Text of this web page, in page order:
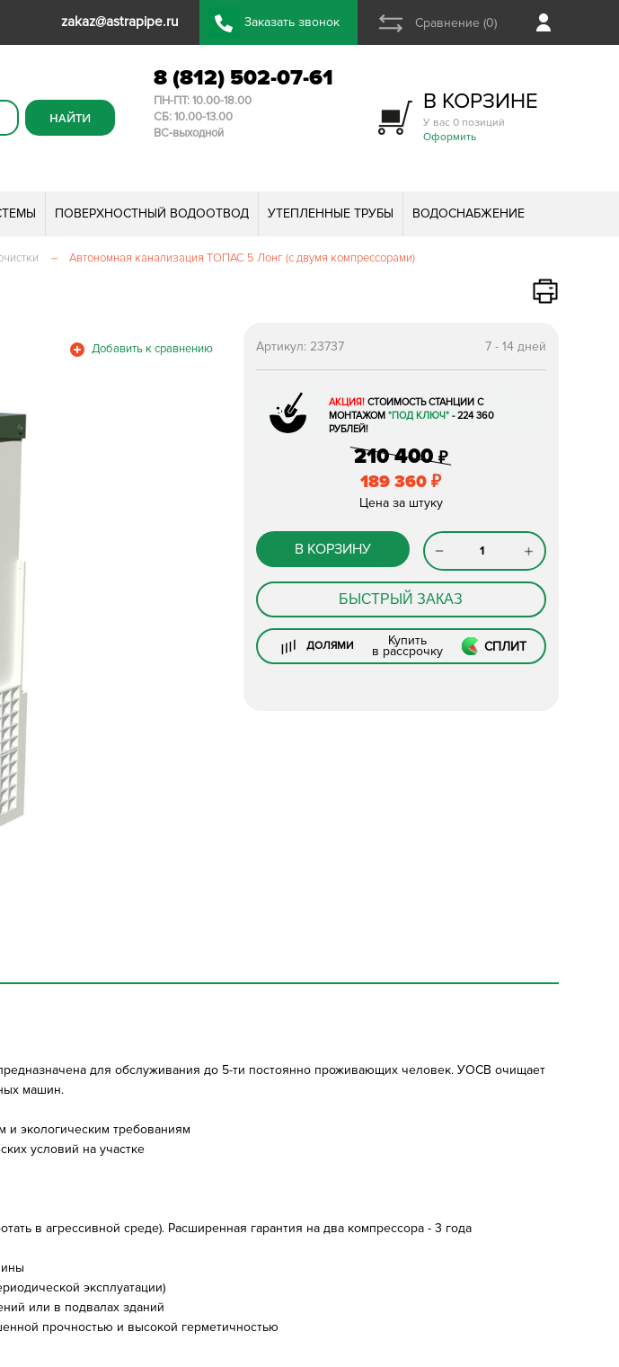
zakaz@astrapipe.ru Заказать звонок Сравнение (0)
8 (812) 502-07-61
ПН-ПТ: 10.00-18.00
СБ: 10.00-13.00
ВС-выходной
В КОРЗИНЕ
У вас 0 позиций
Оформить
ПОВЕРХНОСТНЫЙ ВОДООТВОД УТЕПЛЕННЫЕ ТРУБЫ ВОДОСНАБЖЕНИЕ
– Автономная канализация ТОПАС 5 Лонг (с двумя компрессорами)
7 - 14 дней
Артикул:23737
АКЦИЯ! СТОИМОСТЬ СТАНЦИИ С
МОНТАЖОМ "ПОД КЛЮЧ"- 224 360
РУБЛЕЙ!
210 400₽
189 360₽
Цена за штуку
В КОРЗИНУ
БЫСТРЫЙ ЗАКАЗ
ДОЛЯМИ Купить
в рассрочку СПЛИТ
для обслуживания до 5-ти постоянно проживающих человек. УОСВ очищает
машин.
и экологическим требованиям
условий на участке
в агрессивной среде). Расширенная гарантия на два компрессора - 3 года
эксплуатации)
или в подвалах зданий
прочностью и высокой герметичностью